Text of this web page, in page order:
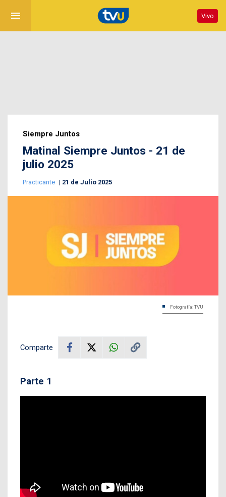
menu Vivo
Siempre Juntos
Matinal Siempre Juntos - 21 de
julio 2025
Practicante 21 de Julio 2025
Fotografía: TVU
Comparte
Parte 1